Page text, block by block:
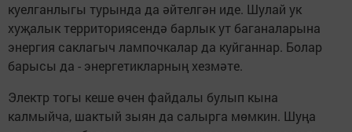
куелганлыгы турында да әйтелгән иде. Шулай ук
хуҗалык территориясендә барлык ут баганаларына
энергия саклагыч лампочкалар да куйганнар. Болар
барысы да - энергетикларның хезмәте.
Электр тогы кеше өчен файдалы булып кына
калмыйча, шактый зыян да салырга мөмкин. Шуңа